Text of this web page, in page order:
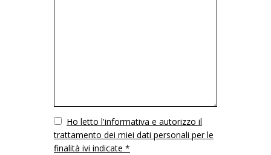
VuotoHo letto l'informativa e autorizzo il
trattamento dei miei dati personali per le
finalità ivi indicate *